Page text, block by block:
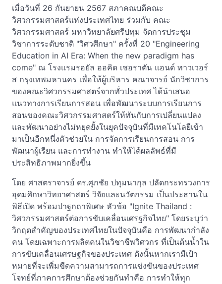
เมื่อวันที่ 26 กันยายน 2567 สภาคณบดีคณะ
วิศวกรรมศาสตร์แห่งประเทศไทย ร่วมกับ คณะ
วิศวกรรมศาสตร์ มหาวิทยาลัยศรีปทุม จัดการประชุม
วิชาการระดับชาติ "วิศวศึกษา" ครั้งที่ 20 "Engineering
Education in AI Era: When the new paradigm has
come" ณ โรงแรมรอยัล ออคิด เชอราตัน แอนด์ ทาวเวอร์
ส กรุงเทพมหานคร เพื่อให้ผู้บริหาร คณาจารย์ นักวิชาการ
ของคณะวิศวกรรมศาสตร์จากทั่วประเทศ ได้นำเสนอ
แนวทางการเรียนการสอน เพื่อพัฒนาระบบการเรียนการ
สอนของคณะวิศวกรรมศาสตร์ให้ทันกับการเปลี่ยนแปลง
และพัฒนาอย่างไม่หยุดยั้งในยุคปัจจุบันที่มีเทคโนโลยีเข้า
มาเป็นอีกหนึ่งตัวช่วยใน การจัดการเรียนการสอน การ
พัฒนาผู้เรียน และการทำงาน ทำให้ได้ผลลัพธ์ที่มี
ประสิทธิภาพมากยิ่งขึ้น
โดย ศาสตราจารย์ ดร.ศุภชัย ปทุมนากุล ปลัดกระทรวงการ
อุดมศึกษาวิทยาศาสตร์ วิจัยและนวัตกรรม เป็นประธานใน
พิธีเปิด พร้อมปาฐกถาพิเศษ หัวข้อ "Ignite Thailand :
วิศวกรรมศาสตร์ต่อการขับเคลื่อนเศรฐกิจไทย" โดยระบุว่า
วิกฤตสำคัญของประเทศไทยในปัจจุบันคือ การพัฒนากำลัง
คน โดยเฉพาะการผลิตคนในวิชาชีพวิศวกร ที่เป็นต้นน้ำใน
การขับเคลื่อนเศรษฐกิจของประเทศ ดังนั้นหากเรามีเป้า
หมายที่จะเพิ่มขีดความสามารถการแข่งขันของประเทศ
โจทย์ที่ภาคการศึกษาต้องช่วยกันทำคือ การทำให้ทุก